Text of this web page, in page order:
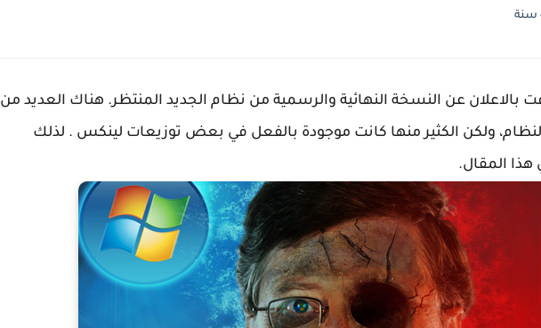
بالاعلان عن النسخة النهائية والرسمية من نظام الجديد المنتظر. هناك العديد من
ولكن الكثير منها كانت موجودة بالفعل في بعض توزيعات لينكس . لذلك
المقال.